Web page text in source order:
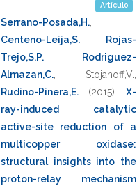
Artículo
Serrano-Posada,H.
Centeno-Leija,S.
Rojas-
Trejo,S.P.
Rodriguez-
Almazan,C.
Stojanoff,V.
Rudino-Pinera,E.
(2015)
X-
ray-induced catalytic
active-site reduction of a
multicopper oxidase:
structural insights into the
proton-relay mechanism